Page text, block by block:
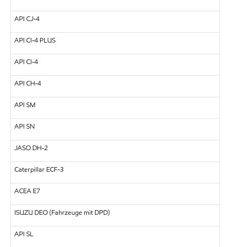
API CJ-4
API CI-4 PLUS
API CI-4
API CH-4
API SM
API SN
JASO DH-2
Caterpillar ECF-3
ACEA E7
ISUZU DEO (Fahrzeuge mit DPD)
API SL